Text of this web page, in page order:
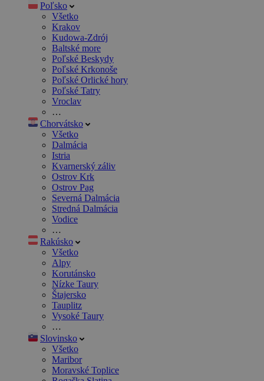
Poľsko
Všetko
Krakov
Kudowa-Zdrój
Baltské more
Poľské Beskydy
Poľské Krkonoše
Poľské Orlické hory
Poľské Tatry
Vroclav
…
Chorvátsko
Všetko
Dalmácia
Istria
Kvarnerský záliv
Ostrov Krk
Ostrov Pag
Severná Dalmácia
Stredná Dalmácia
Vodice
…
Rakúsko
Všetko
Alpy
Korutánsko
Nízke Taury
Štajersko
Tauplitz
Vysoké Taury
…
Slovinsko
Všetko
Maribor
Moravské Toplice